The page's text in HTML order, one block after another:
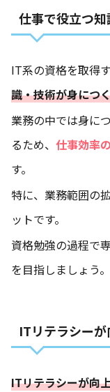
仕事で役立つ
IT系の資格を取得
識・技術が身につ
業務の中では身に
るため、 仕事効率
す。
特に、業務範囲の
ットです。
資格勉強の過程で
を目指しましょう。
ITリテラシーが
ITリテラシーが向